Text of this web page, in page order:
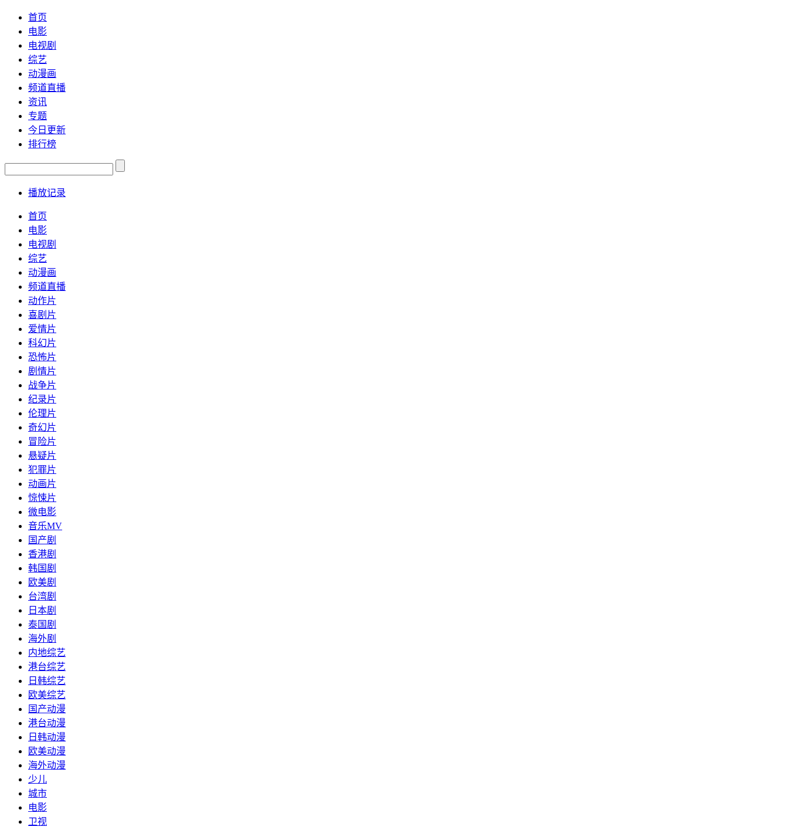
首页
电影
电视剧
综艺
动漫画
频道直播
资讯
专题
今日更新
排行榜
播放记录
首页
电影
电视剧
综艺
动漫画
频道直播
动作片
喜剧片
爱情片
科幻片
恐怖片
剧情片
战争片
纪录片
伦理片
奇幻片
冒险片
悬疑片
犯罪片
动画片
惊悚片
微电影
音乐MV
国产剧
香港剧
韩国剧
欧美剧
台湾剧
日本剧
泰国剧
海外剧
内地综艺
港台综艺
日韩综艺
欧美综艺
国产动漫
港台动漫
日韩动漫
欧美动漫
海外动漫
少儿
城市
电影
卫视